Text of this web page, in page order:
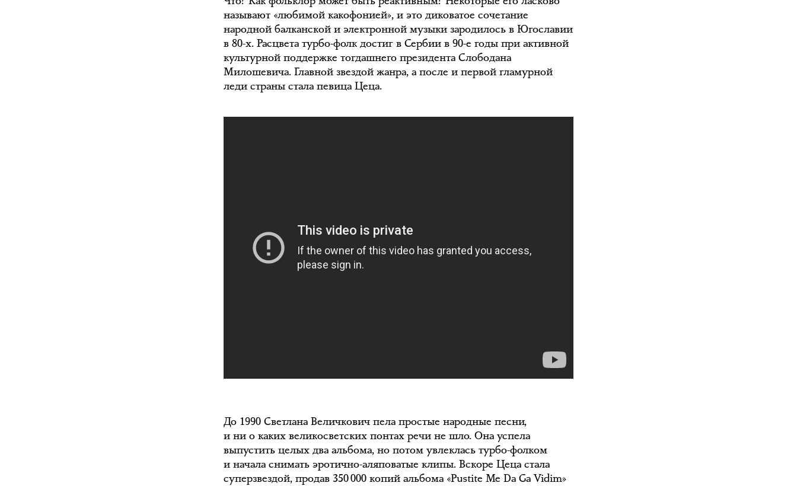
называют «любимой какофонией», и это диковатое сочетание
народной балканской и электронной музыки зародилось в Югославии
в 80-х. Расцвета турбо-фолк достиг в Сербии в 90-е годы при активной
культурной поддержке тогдашнего президента Слободана
Милошевича. Главной звездой жанра, а после и первой гламурной
леди страны стала певица Цеца.
До 1990 Светлана Величкович пела простые народные песни,
и ни о каких великосветских понтах речи не шло. Она успела
выпустить целых два альбома, но потом увлеклась турбо-фолком
и начала снимать эротично-аляповатые клипы. Вскоре Цеца стала
суперзвездой, продав 350 000 копий альбома «Pustite Me Da Ga Vidim»